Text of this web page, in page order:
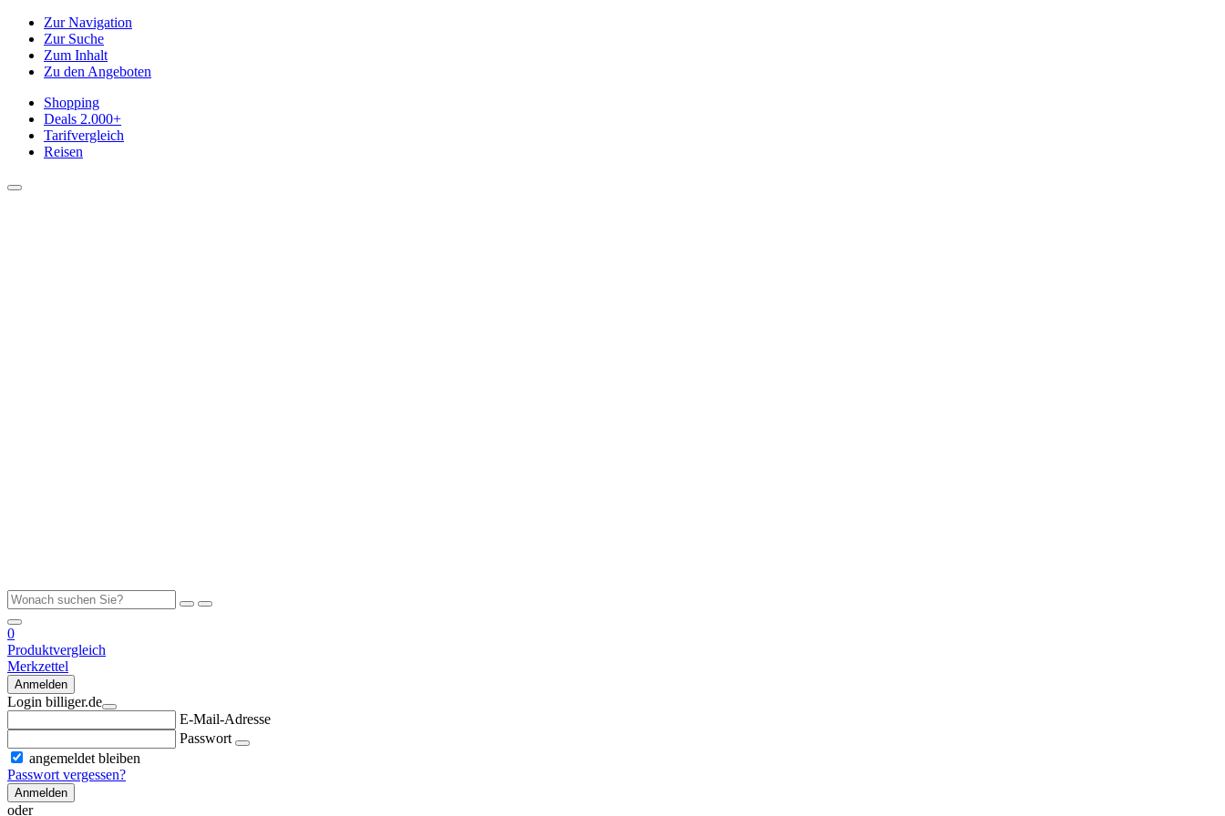
Zur Navigation
Zur Suche
Zum Inhalt
Zu den Angeboten
Shopping
Deals 2.000+
Tarifvergleich
Reisen
0
Produktvergleich
Merkzettel
Anmelden
Login billiger.de
E-Mail-Adresse
Passwort
angemeldet bleiben
Passwort vergessen?
Anmelden
oder